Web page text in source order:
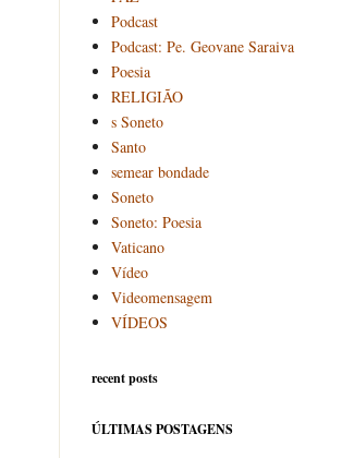
Podcast
Podcast: Pe. Geovane Saraiva
Poesia
RELIGIÃO
s Soneto
Santo
semear bondade
Soneto
Soneto: Poesia
Vaticano
Vídeo
Videomensagem
VÍDEOS
recent posts
ÚLTIMAS POSTAGENS